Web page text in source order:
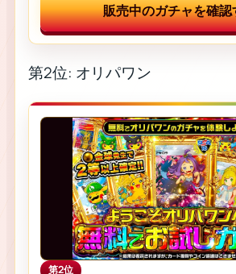
販売中のガチャを確認
第2位: オリパワン
第2位